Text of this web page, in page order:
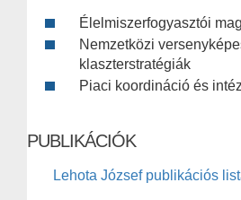
Élelmiszerfogyasztói
Nemzetközi
klaszterstratégiák
Piaci koordináció és
PUBLIKÁCIÓK
Lehota József publikációs